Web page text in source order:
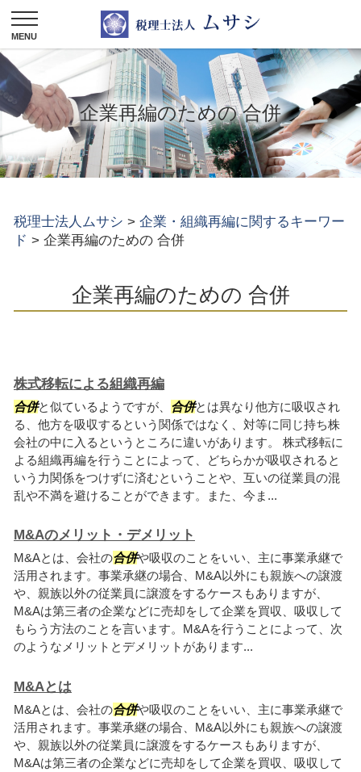
企業再編のための 合併
税理士法人ムサシ > 企業・組織再編に関するキーワー
ド > 企業再編のための 合併
企業再編のための 合併
株式移転による組織再編
合併と似ているようですが、 合併とは異なり他方に吸収され
る、他方を吸収するという関係ではなく、対等に同じ持ち株
会社の中に入るというところに違いがあります。 株式移転に
よる組織再編を行うことによって、どちらかが吸収されると
いう力関係をつけずに済むということや、互いの従業員の混
乱や不満を避けることができます。また、今ま...
M&Aのメリット・デメリット
M&Aとは、会社の合併や吸収のことをいい、主に事業承継で
活用されます。事業承継の場合、M&A以外にも親族への譲渡
や、親族以外の従業員に譲渡をするケースもありますが、
M&Aは第三者の企業などに売却をして企業を買収、吸収して
もらう方法のことを言います。M&Aを行うことによって、次
のようなメリットとデメリットがあります...
M&Aとは
M&Aとは、会社の合併や吸収のことをいい、主に事業承継で
活用されます。事業承継の場合、M&A以外にも親族への譲渡
や、親族以外の従業員に譲渡をするケースもありますが、
M&Aは第三者の企業などに売却をして企業を買収、吸収して